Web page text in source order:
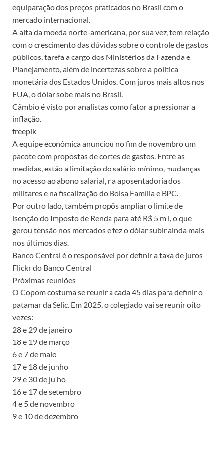
equiparação dos preços praticados no Brasil com o
mercado internacional.
A alta da moeda norte-americana, por sua vez, tem relação
com o crescimento das dúvidas sobre o controle de gastos
públicos, tarefa a cargo dos Ministérios da Fazenda e
Planejamento, além de incertezas sobre a política
monetária dos Estados Unidos. Com juros mais altos nos
EUA, o dólar sobe mais no Brasil.
Câmbio é visto por analistas como fator a pressionar a
inflação.
freepik
A equipe econômica anunciou no fim de novembro um
pacote com propostas de cortes de gastos. Entre as
medidas, estão a limitação do salário mínimo, mudanças
no acesso ao abono salarial, na aposentadoria dos
militares e na fiscalização do Bolsa Família e BPC.
Por outro lado, também propôs ampliar o limite de
isenção do Imposto de Renda para até R$ 5 mil, o que
gerou tensão nos mercados e fez o dólar subir ainda mais
nos últimos dias.
Banco Central é o responsável por definir a taxa de juros
Flickr do Banco Central
Próximas reuniões
O Copom costuma se reunir a cada 45 dias para definir o
patamar da Selic. Em 2025, o colegiado vai se reunir oito
vezes:
28 e 29 de janeiro
18 e 19 de março
6 e 7 de maio
17 e 18 de junho
29 e 30 de julho
16 e 17 de setembro
4 e 5 de novembro
9 e 10 de dezembro